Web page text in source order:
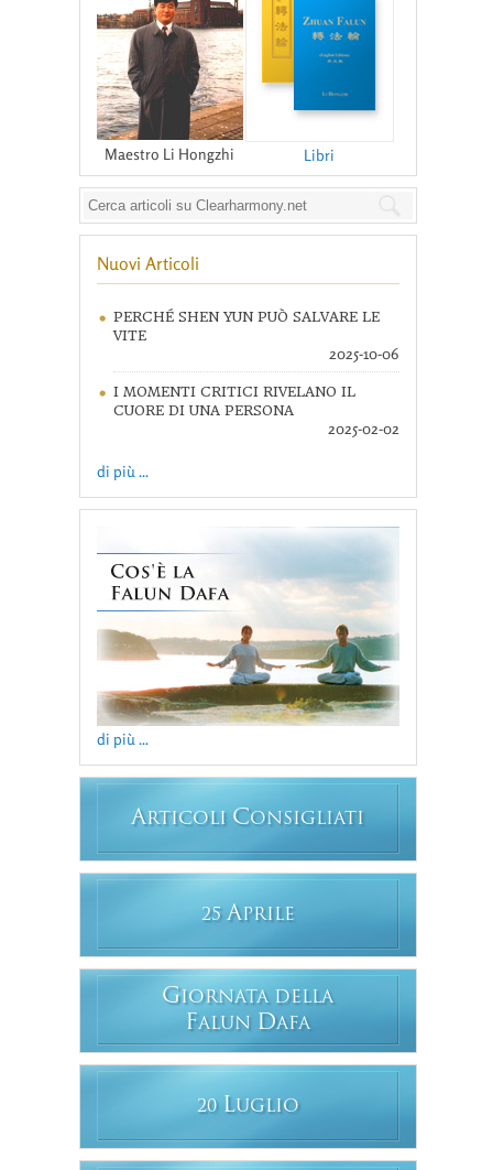
Maestro Li Hongzhi Libri
Nuovi Articoli
PERCHÉ SHEN YUN PUÒ SALVARE LE
VITE
2025-10-06
I MOMENTI CRITICI RIVELANO IL
CUORE DI UNA PERSONA
2025-02-02
di più ...
di più ...
ARTICOLI CONSIGLIATI
25 APRILE
GIORNATA DELLA
FALUN DAFA
20 LUGLIO